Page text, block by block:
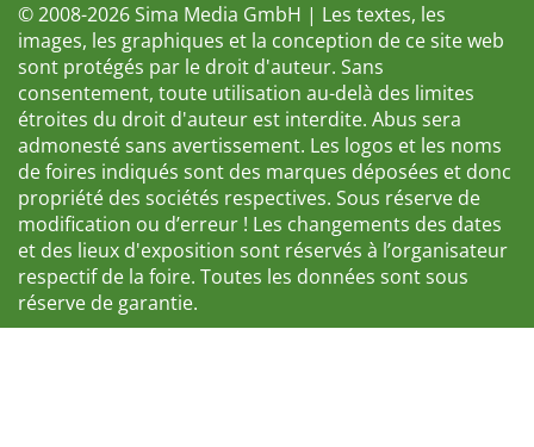
© 2008-2026 Sima Media GmbH | Les textes, les
images, les graphiques et la conception de ce site web
sont protégés par le droit d'auteur. Sans
consentement, toute utilisation au-delà des limites
étroites du droit d'auteur est interdite. Abus sera
admonesté sans avertissement. Les logos et les noms
de foires indiqués sont des marques déposées et donc
propriété des sociétés respectives. Sous réserve de
modification ou d’erreur ! Les changements des dates
et des lieux d'exposition sont réservés à l’organisateur
respectif de la foire. Toutes les données sont sous
réserve de garantie.